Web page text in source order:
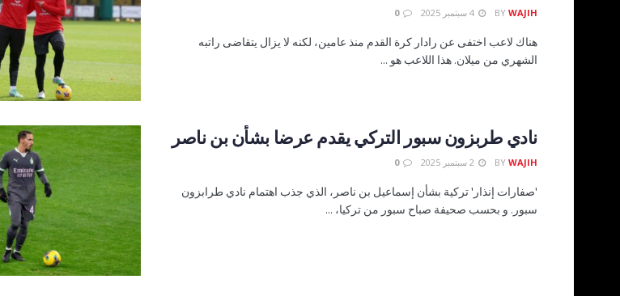
BY WAJIH
0
هناك لاعب اختفى عن رادار كرة القدم منذ عامين، لكنه لا يزال يتقاضى راتبه
الشهري من ميلان. هذا اللاعب هو ...
نادي طربزون سبور التركي يقدم عرضا بشأن بن ناصر
BY WAJIH
0
'صفارات إنذار' تركية بشأن إسماعيل بن ناصر، الذي جذب اهتمام نادي طرابزون
سبور. و بحسب صحيفة صباح سبور من تركيا، ...